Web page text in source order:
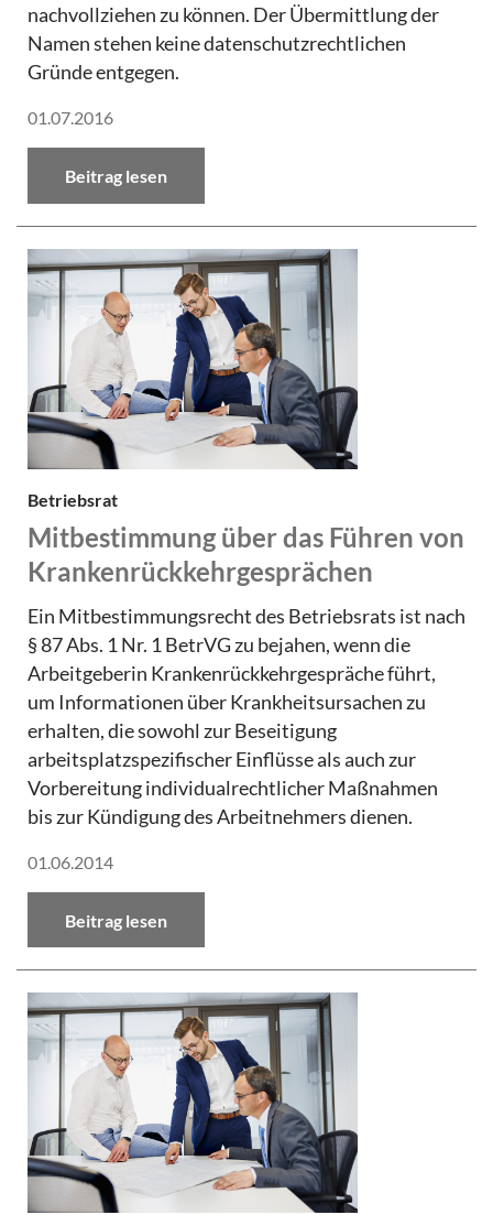
nachvollziehen zu können. Der Übermittlung der
Namen stehen keine datenschutzrechtlichen
Gründe entgegen.
01.07.2016
Beitrag lesen
Betriebsrat
Mitbestimmung über das Führen von
Krankenrückkehrgesprächen
Ein Mitbestimmungsrecht des Betriebsrats ist nach
§ 87 Abs. 1 Nr. 1 BetrVG zu bejahen, wenn die
Arbeitgeberin Krankenrückkehrgespräche führt,
um Informationen über Krankheitsursachen zu
erhalten, die sowohl zur Beseitigung
arbeitsplatzspezifischer Einflüsse als auch zur
Vorbereitung individualrechtlicher Maßnahmen
bis zur Kündigung des Arbeitnehmers dienen.
01.06.2014
Beitrag lesen